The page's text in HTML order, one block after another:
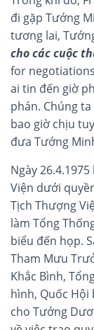
đi gặp Tướng
tương lai,
cho các cuộc
for
ai tin đến giờ
phán. Chúng
bao giờ chịu
đưa Tướng
Ngày
Viện dưới
Tịch Thượng
làm Tổng
biểu đến họp.
Tham Mưu
Khắc Bình,
hình, Quốc Hội
cho Tướng